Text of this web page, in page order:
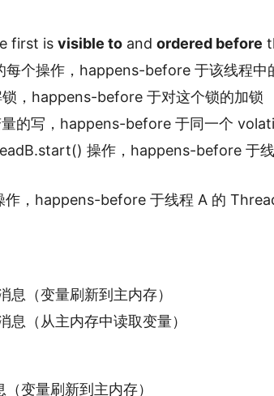
first is visible to and ordered before
每个操作，happens-before 于该线程中
，happens-before 于对这个锁的加锁
的写，happens-before 于同一个
操作，happens-before 于
作，happens-before 于线程 A 的
（变量刷新到主内存）
（从主内存中读取变量）
变量刷新到主内存）